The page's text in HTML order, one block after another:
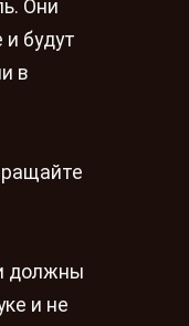
Они
будут
в
должны
и не